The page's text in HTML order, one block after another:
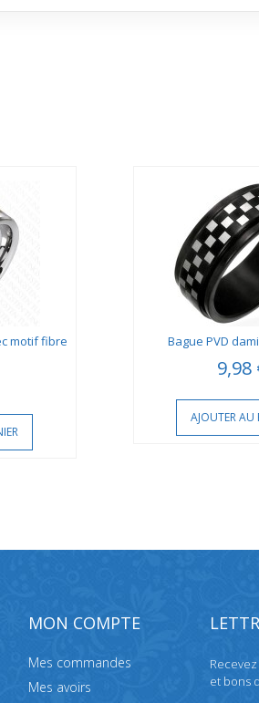
motif fibre
Bague PVD
9,98
AJOUTER AU
MON COMPTE
Mes commandes
Mes avoirs
et bons